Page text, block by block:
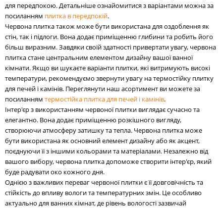
для передпокою. Детальніше ознайомитися з варіантами можна за
посиланням плитка в передпокій.
Червона плитка також може бути використана для оздоблення як
стін, так і підлоги. Вона додає приміщенню глибини та робить його
більш виразним. Завдяки своїй здатності привертати увагу, червона
плитка стане центральним елементом дизайну вашої ванної
кімнати. Якщо ви шукаєте варіанти плитки, які витримують високі
температури, рекомендуємо звернути увагу на термостійку плитку
для печей і камінів. Переглянути наш асортимент ви можете за
посиланням термостійка плитка для печей і камінів.
Інтер'єр з використанням червоної плитки виглядає сучасно та
елегантно. Вона додає приміщенню розкішного вигляду,
створюючи атмосферу затишку та тепла. Червона плитка може
бути використана як основний елемент дизайну або як акцент,
поєднуючи її з іншими кольорами та матеріалами. Незалежно від
вашого вибору, червона плитка допоможе створити інтер'єр, який
буде радувати око кожного дня.
Однією з важливих переваг червоної плитки є її довговічність та
стійкість до впливу вологи та температурних змін. Це особливо
актуально для ванних кімнат, де рівень вологості зазвичай